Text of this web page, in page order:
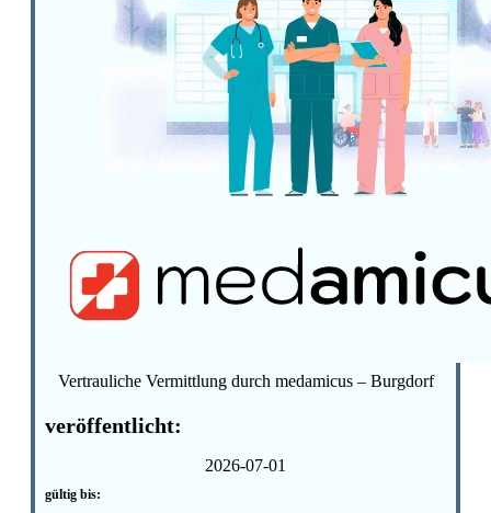
Vertrauliche Vermittlung durch medamicus – Burgdorf
veröffentlicht:
2026-07-01
gültig bis: